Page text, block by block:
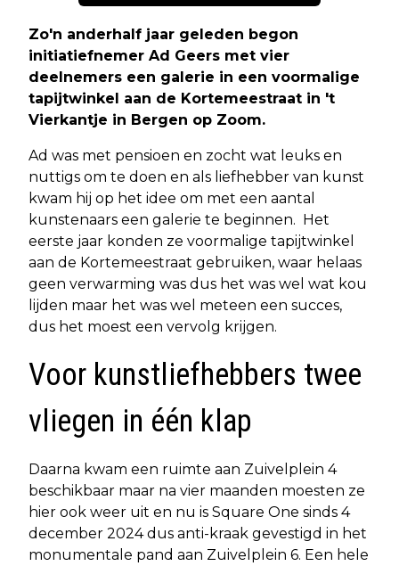
Zo'n anderhalf jaar geleden begon
initiatiefnemer Ad Geers met vier
deelnemers een galerie in een voormalige
tapijtwinkel aan de Kortemeestraat in 't
Vierkantje in Bergen op Zoom.
Ad was met pensioen en zocht wat leuks en
nuttigs om te doen en als liefhebber van kunst
kwam hij op het idee om met een aantal
kunstenaars een galerie te beginnen. Het
eerste jaar konden ze voormalige tapijtwinkel
aan de Kortemeestraat gebruiken, waar helaas
geen verwarming was dus het was wel wat kou
lijden maar het was wel meteen een succes,
dus het moest een vervolg krijgen.
Voor kunstliefhebbers twee
vliegen in één klap
Daarna kwam een ruimte aan Zuivelplein 4
beschikbaar maar na vier maanden moesten ze
hier ook weer uit en nu is Square One sinds 4
december 2024 dus anti-kraak gevestigd in het
monumentale pand aan Zuivelplein 6. Een hele